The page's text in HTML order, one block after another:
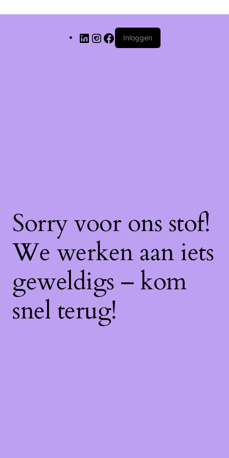
Inloggen
Sorry voor ons stof!
We werken aan iets
geweldigs – kom
snel terug!